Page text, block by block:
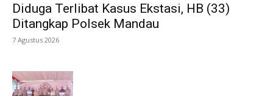
Diduga Terlibat Kasus Ekstasi, HB (33)
Ditangkap Polsek Mandau
7 Agustus 2026